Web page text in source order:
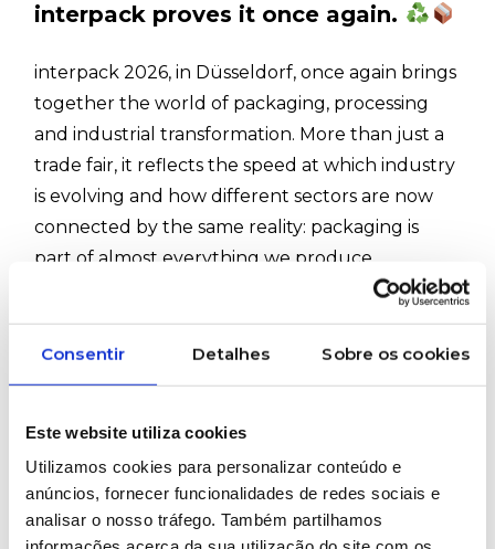
Consentir Detalhes Sobre os cookies
Este website utiliza cookies
Utilizamos cookies para personalizar conteúdo e
anúncios, fornecer funcionalidades de redes sociais e
analisar o nosso tráfego. Também partilhamos
interpack proves it once again.
interpack 2026, in Düsseldorf, once again brings
together the world of packaging, processing
and industrial transformation. More than just a
trade fair, it reflects the speed at which industry
is evolving and how different sectors are now
connected by the same reality: packaging is
part of almost everything we produce,
Within Ruy de Lacerda’s Plastics & Rubber
business unit, this connection is particularly
evident. Polymer transformation, industrial
consumables, production support equipment
applications continue to play a key role in a
packaging industry that is becoming